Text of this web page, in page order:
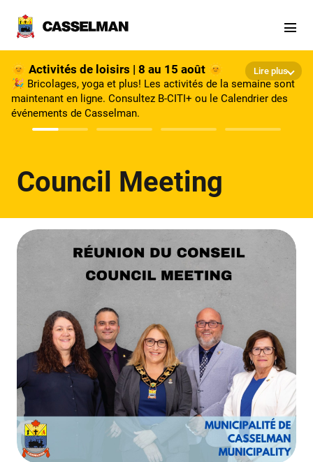
Lire plus
🌞 Activités de loisirs | 8 au 15 août 🌞
🎉 Bricolages, yoga et plus! Les activités de la semaine sont
maintenant en ligne. Consultez B-CITI+ ou le Calendrier des
événements de Casselman.
Council Meeting